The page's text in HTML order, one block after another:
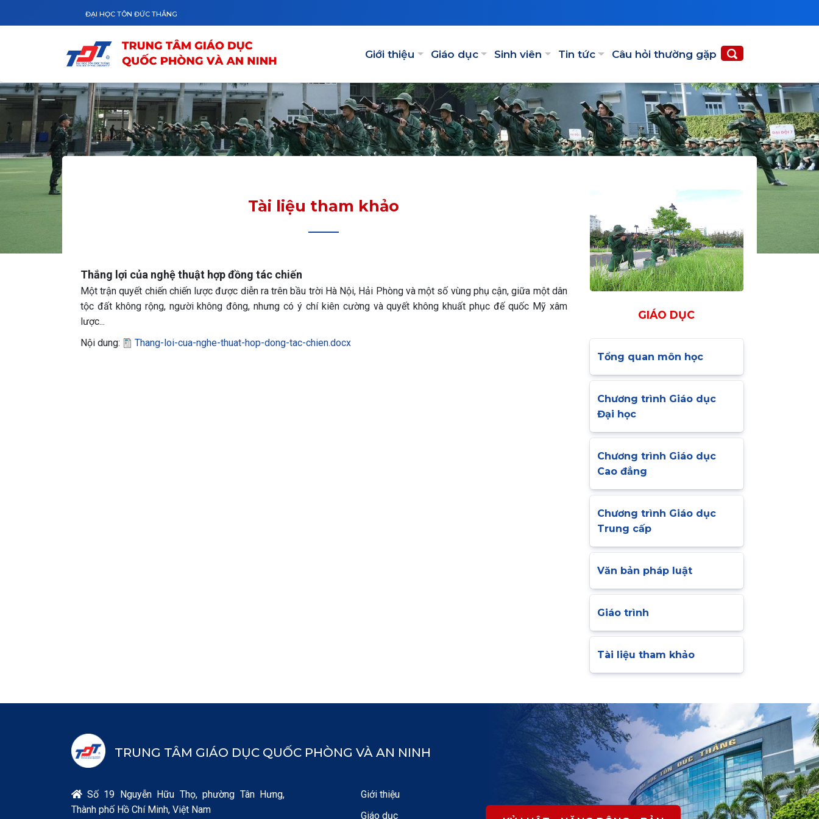
ĐẠI HỌC TÔN ĐỨC THẮNG
Giới thiệu Giáo dục Sinh viên Tin tức Câu hỏi thường gặp
Tài liệu tham khảo
Thắng lợi của nghệ thuật hợp đồng tác chiến
Một trận quyết chiến chiến lược được diễn ra trên bầu trời Hà Nội, Hải Phòng và một số vùng phụ cận, giữa một dân
tộc đất không rộng, người không đông, nhưng có ý chí kiên cường và quyết không khuất phục đế quốc Mỹ xâm
lược...
Nội dung:
Thang-loi-cua-nghe-thuat-hop-dong-tac-chien.docx
GIÁO DỤC
Tổng quan môn học
Chương trình Giáo dục
Đại học
Chương trình Giáo dục
Cao đẳng
Chương trình Giáo dục
Trung cấp
Văn bản pháp luật
Giáo trình
Tài liệu tham khảo
TRUNG TÂM GIÁO DỤC QUỐC PHÒNG VÀ AN NINH
 Số 19 Nguyễn Hữu Thọ, phường Tân Hưng,
Thành phố Hồ Chí Minh, Việt Nam
Giới thiệu
Giáo dục